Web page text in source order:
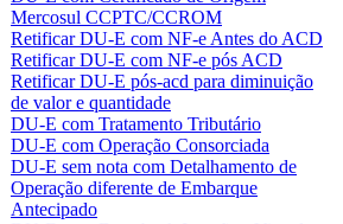
Mercosul CCPTC/CCROM
Retificar DU-E com NF-e Antes do ACD
Retificar DU-E com NF-e pós ACD
Retificar DU-E pós-acd para diminuição
de valor e quantidade
DU-E com Tratamento Tributário
DU-E com Operação Consorciada
DU-E sem nota com Detalhamento de
Operação diferente de Embarque
Antecipado